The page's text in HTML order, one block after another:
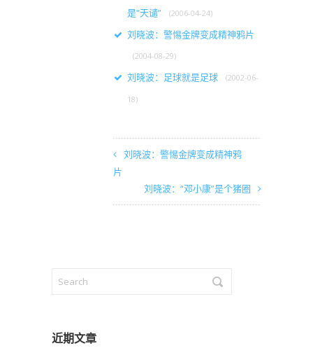
是“天谴”
(2006-04-24)
刘晓波：警惕金牌变成精神鸦片
(2004-08-29)
刘晓波：足球就是足球 (2002-06-
18)
刘晓波：警惕金牌变成精神鸦
片
刘晓波：“邓小康”是个猪圈
近期文章